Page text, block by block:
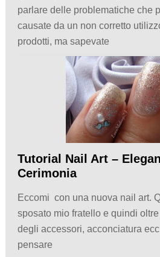
parlare delle problematiche che
causate da un non corretto
prodotti, ma sapevate
Tutorial Nail Art –
Cerimonia
Eccomi con una nuova nail art.
sposato mio fratello e quindi
degli accessori, acconciatura
pensare